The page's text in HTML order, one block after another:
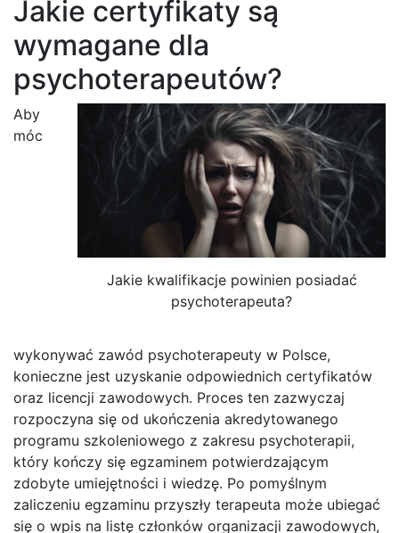
Jakie certyfikaty są
wymagane dla
psychoterapeutów?
Jakie kwalifikacje powinien posiadać
psychoterapeuta?
Aby
móc
wykonywać zawód psychoterapeuty w Polsce,
konieczne jest uzyskanie odpowiednich certyfikatów
oraz licencji zawodowych. Proces ten zazwyczaj
rozpoczyna się od ukończenia akredytowanego
programu szkoleniowego z zakresu psychoterapii,
który kończy się egzaminem potwierdzającym
zdobyte umiejętności i wiedzę. Po pomyślnym
zaliczeniu egzaminu przyszły terapeuta może ubiegać
się o wpis na listę członków organizacji zawodowych,